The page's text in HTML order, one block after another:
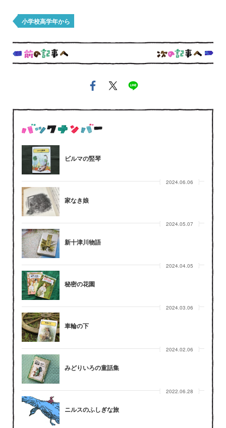
小学校高学年から
ビルマの竪琴
2024.06.06
家なき娘
2024.05.07
新十津川物語
2024.04.05
秘密の花園
2024.03.06
車輪の下
2024.02.06
みどりいろの童話集
2022.06.28
ニルスのふしぎな旅